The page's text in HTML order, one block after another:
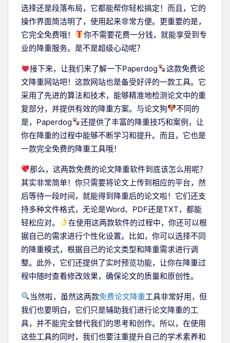
选择还是段落布局，它都能帮你轻松搞定！而且，它的
操作界面简洁明了，使用起来非常方便。更重要的是，
它完全免费哦！
你不需要花费一分钱，就能享受到专
业的降重服务。是不是超级心动呢？
接下来，让我们来了解一下Paperdog
这款免费论
文降重网站吧！这款网站也是备受好评的一款工具。它
采用了先进的算法和技术，能够精准地检测论文中的重
复部分，并提供有效的降重方案。与论文狗
不同的
是，Paperdog
还提供了丰富的降重技巧和案例，让
你在降重的过程中能够不断学习和提升。而且，它也是
一款完全免费的降重工具哦！
那么，这两款免费的论文降重软件到底该怎么用呢？
其实非常简单！你只需要将论文上传到相应的平台，然
后等待一段时间，就能得到降重后的论文啦！它们还支
持多种文件格式，无论是Word、PDF还是TXT，都能
轻松应对。
在使用这两款软件的过程中，你还可以根
据自己的需求进行个性化设置。比如，你可以选择不同
的降重模式，根据自己的论文类型和降重需求进行调
整。此外，它们还提供了实时预览功能，让你在降重过
程中随时查看修改效果，确保论文的质量和原创性。
当然啦，虽然这两款免费论文降重工具非常好用，但
我们也要明白，它们只是辅助我们进行论文降重的工
具，并不能完全替代我们的思考和创作。所以，在使用
这些工具的同时，我们也要注重提升自己的学术素养和